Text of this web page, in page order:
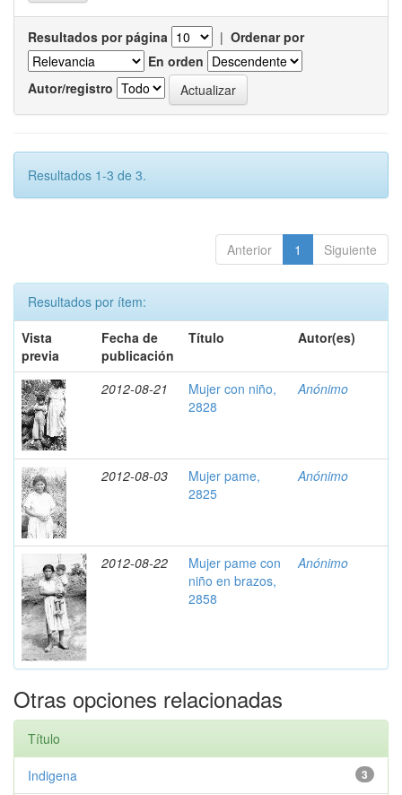
Resultados por página | Ordenar por
En orden
Autor/registro
Resultados 1-3 de 3.
Anterior 1 Siguiente
Resultados por ítem:
Vista
previa
Fecha de
publicación
Título Autor(es)
2012-08-21
Mujer con niño,
2828
Anónimo
2012-08-03
Mujer pame,
2825
Anónimo
2012-08-22
Mujer pame con
niño en brazos,
2858
Anónimo
Otras opciones relacionadas
Título
3
Indigena